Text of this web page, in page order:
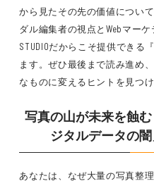
から見たその先の価値につい
ダル編集者の視点とWebマー
STUDIOだからこそ提供できる
ます。ぜひ最後まで読み進め
なものに変えるヒントを見つけ
写真の山が未来を蝕
ジタルデータの
あなたは、なぜ大量の写真整